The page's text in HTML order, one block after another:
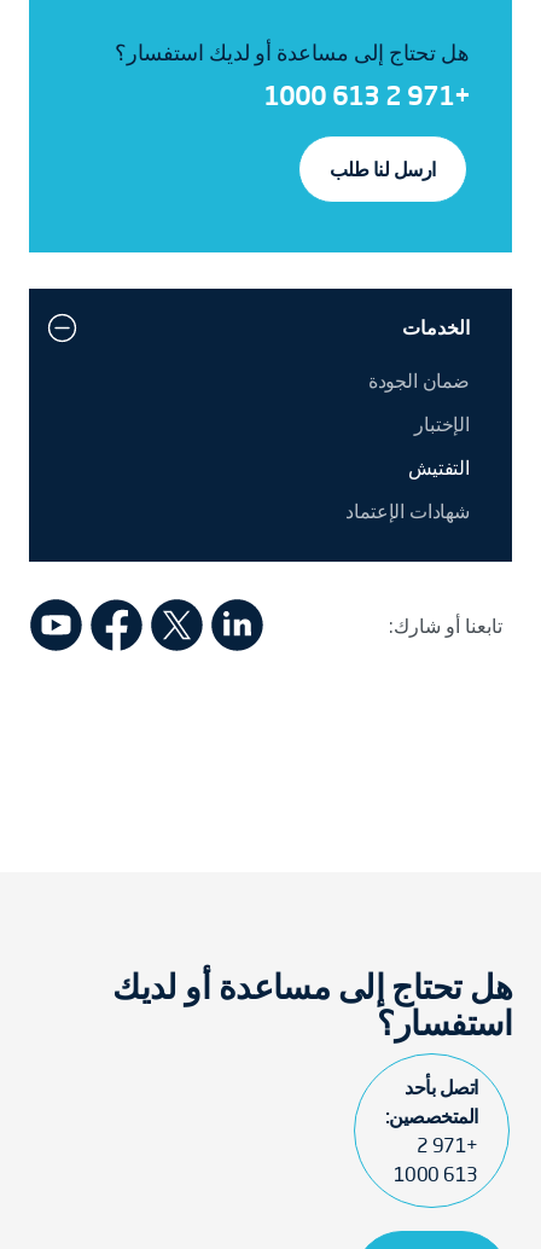
هل تحتاج إلى مساعدة أو لديك استفسار؟
+971 2 613 1000
ارسل لنا طلب
الخدمات
ضمان الجودة
الإختبار
التفتيش
شهادات الإعتماد
تابعنا أو شارك:
هل تحتاج إلى مساعدة أو لديك
استفسار؟
اتصل بأحد
المتخصصين:
+971 2
613 1000